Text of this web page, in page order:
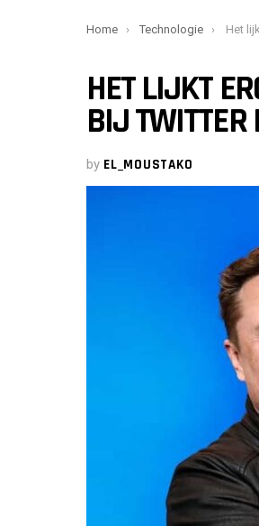
You are here:
Home Technologie Het lijkt erop
HET LIJKT
BIJ TWITTER
by EL_MOUSTAKO